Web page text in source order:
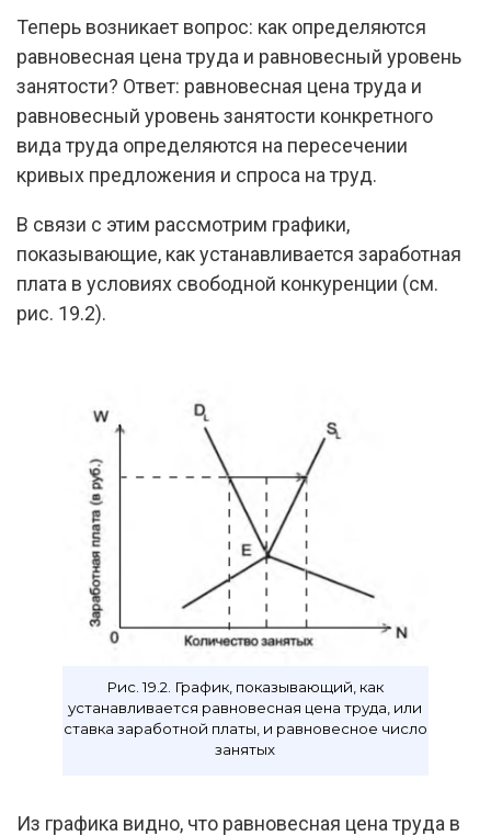
Теперь возникает вопрос: как определяются
равновесная цена труда и равновесный уровень
занятости? Ответ: равновесная цена труда и
равновесный уровень занятости конкретного
вида труда определяются на пересечении
кривых предложения и спроса на труд.
В связи с этим рассмотрим графики,
показывающие, как устанавливается заработная
плата в условиях свободной конкуренции (см.
рис. 19.2).
Рис. 19.2. График, показывающий, как
устанавливается равновесная цена труда, или
ставка заработной платы, и равновесное число
занятых
Из графика видно, что равновесная цена труда в